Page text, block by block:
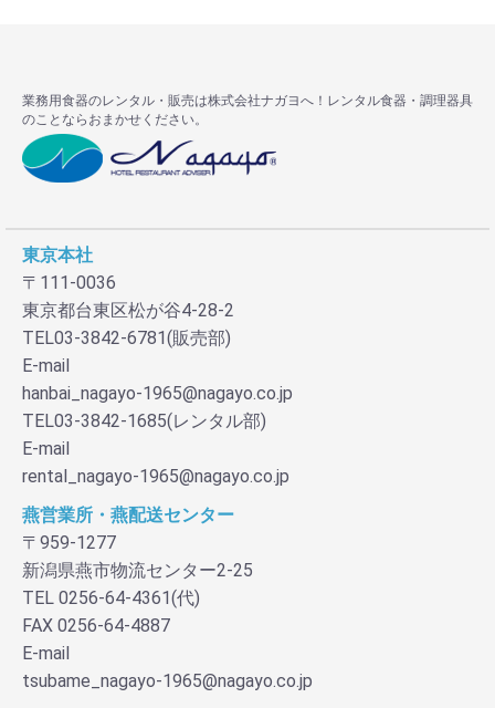
業務用食器のレンタル・販売は株式会社ナガヨへ！レンタル食器・調理器具
のことならおまかせください。
東京本社
〒111-0036
東京都台東区松が谷4-28-2
TEL03-3842-6781(販売部)
E-mail
hanbai_nagayo-1965@nagayo.co.jp
TEL03-3842-1685(レンタル部)
E-mail
rental_nagayo-1965@nagayo.co.jp
燕営業所・燕配送センター
〒959-1277
新潟県燕市物流センター2-25
TEL 0256-64-4361(代)
FAX 0256-64-4887
E-mail
tsubame_nagayo-1965@nagayo.co.jp